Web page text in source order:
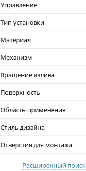
Управление
Тип установки
Материал
Механизм
Вращение излива
Поверхность
Область применения
Стиль дизайна
Отверстия для монтажа
Расширенный поиск